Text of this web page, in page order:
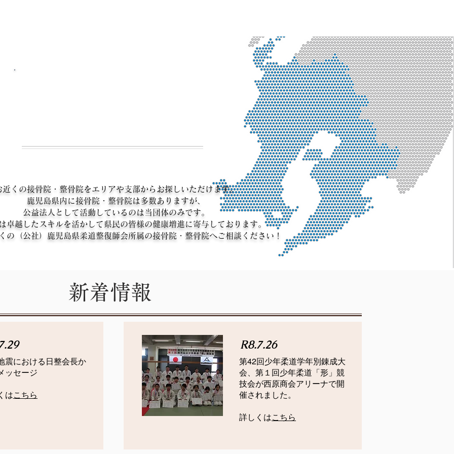
近くの接骨院・整骨院をエリアや支部からお探しいただけます。
鹿児島県内に接骨院・整骨院は多数ありますが、
公益法人として活動しているのは当団体のみです。
卓越したスキルを活かして県民の皆様の健康増進に寄与しております。
の（公社）鹿児島県柔道整復師会所属の接骨院・整骨院へご相談ください！
新着情報
震における日整会長か
ッセージ
はこちら
R8.7.26
第42回少年柔道学年別錬成大
会、第１回少年柔道「形」競
技会が西原商会アリーナで開
催されました。
​詳しくはこちら